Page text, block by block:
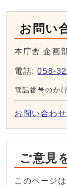
お問い
本庁舎 企画
電話:058-
電話番号のか
お問い合わ
ご意見
このページ